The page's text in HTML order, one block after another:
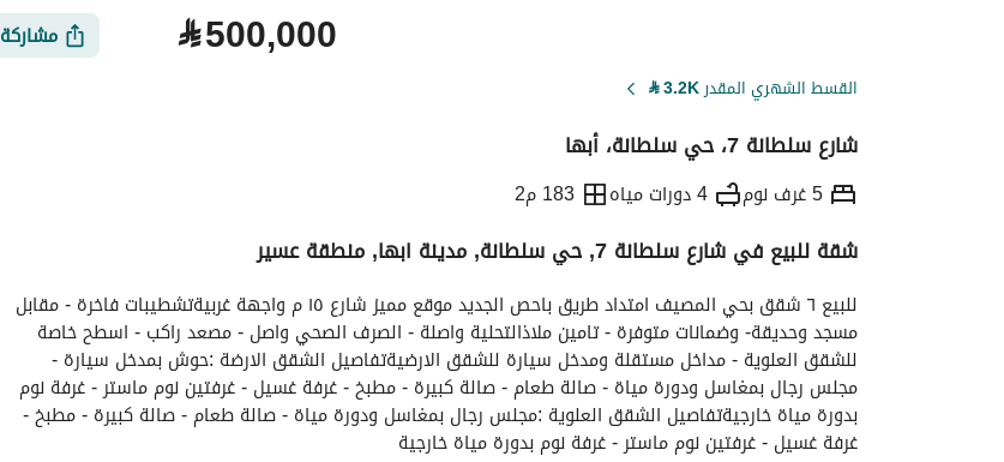
⃁500,000 مشاركة
القسط الشهري المقدر3.2K
⃁
شارع سلطانة 7، حي سلطانة، أبها
5 غرف نوم 4 دورات مياه 183 م2
التفاصيل معلومات ترخيص الإعلان
شقة للبيع في شارع سلطانة 7, حي سلطانة, مدينة ابها, منطقة عسير
غرفة غسيل - غرفتين نوم ماستر - غرفة نوم بدورة مياة خارجية